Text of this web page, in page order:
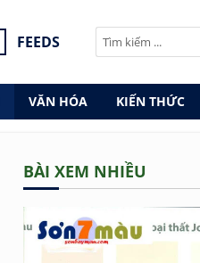
FEEDS
VĂN HÓA KIẾN THỨC
BÀI XEM NHIỀU